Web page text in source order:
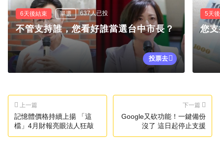
6天後結束 單選 637人已投
不管支持誰，您看好誰當選台中市長？
投票去
5天
您
上一篇
記憶體價格持續上揚 「這
檔」4月財報亮眼法人狂敲
下一篇
Google又砍功能！一鍵備份
沒了 這日起停止支援